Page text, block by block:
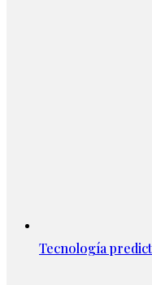
Tecnología